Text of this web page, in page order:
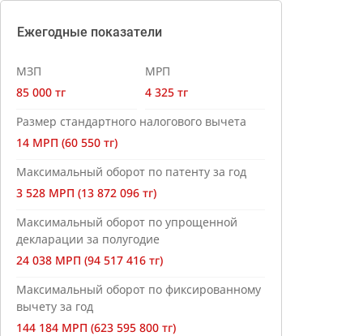
Ежегодные показатели
МЗП
85 000 тг
МРП
4 325 тг
Размер стандартного налогового вычета
14 МРП (60 550 тг)
Максимальный оборот по патенту за год
3 528 МРП (13 872 096 тг)
Максимальный оборот по упрощенной
декларации за полугодие
24 038 МРП (94 517 416 тг)
Максимальный оборот по фиксированному
вычету за год
144 184 МРП (623 595 800 тг)